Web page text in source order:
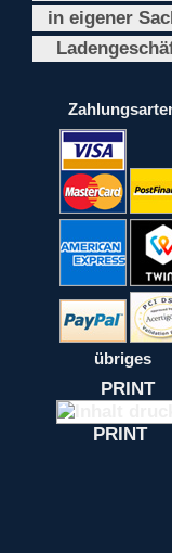
in eigener
übriges
PRINT
PRINT